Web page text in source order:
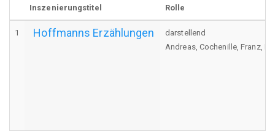
Inszenierungstitel Rolle
1 Hoffmanns Erzählungen
darstellend
Andreas, Cochenille, Franz,